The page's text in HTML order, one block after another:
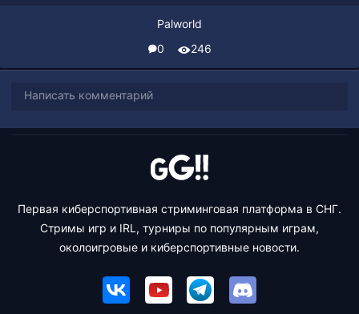
Palworld
0
246
Написать комментарий
Первая киберспортивная стриминговая платформа в СНГ.
Стримы игр и IRL, турниры по популярным играм,
околоигровые и киберспортивные новости.